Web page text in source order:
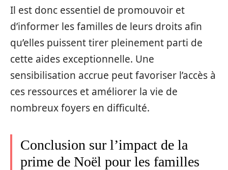
Il est donc essentiel de promouvoir et
d’informer les familles de leurs droits afin
qu’elles puissent tirer pleinement parti de
cette aides exceptionnelle. Une
sensibilisation accrue peut favoriser l’accès à
ces ressources et améliorer la vie de
nombreux foyers en difficulté.
Conclusion sur l’impact de la
prime de Noël pour les familles